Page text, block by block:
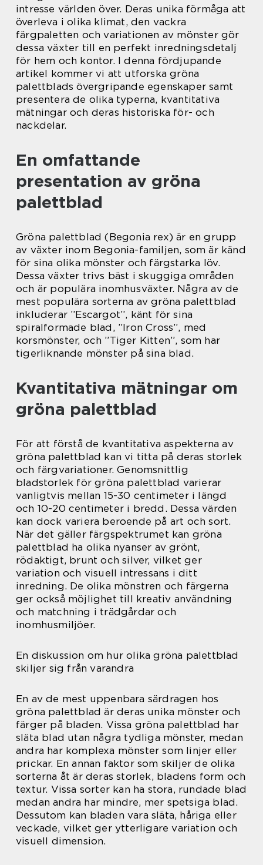
intresse världen över. Deras unika förmåga att
överleva i olika klimat, den vackra
färgpaletten och variationen av mönster gör
dessa växter till en perfekt inredningsdetalj
för hem och kontor. I denna fördjupande
artikel kommer vi att utforska gröna
palettblads övergripande egenskaper samt
presentera de olika typerna, kvantitativa
mätningar och deras historiska för- och
nackdelar.
En omfattande
presentation av gröna
palettblad
Gröna palettblad (Begonia rex) är en grupp
av växter inom Begonia-familjen, som är känd
för sina olika mönster och färgstarka löv.
Dessa växter trivs bäst i skuggiga områden
och är populära inomhusväxter. Några av de
mest populära sorterna av gröna palettblad
inkluderar ”Escargot”, känt för sina
spiralformade blad, ”Iron Cross”, med
korsmönster, och ”Tiger Kitten”, som har
tigerliknande mönster på sina blad.
Kvantitativa mätningar om
gröna palettblad
För att förstå de kvantitativa aspekterna av
gröna palettblad kan vi titta på deras storlek
och färgvariationer. Genomsnittlig
bladstorlek för gröna palettblad varierar
vanligtvis mellan 15-30 centimeter i längd
och 10-20 centimeter i bredd. Dessa värden
kan dock variera beroende på art och sort.
När det gäller färgspektrumet kan gröna
palettblad ha olika nyanser av grönt,
rödaktigt, brunt och silver, vilket ger
variation och visuell intressans i ditt
inredning. De olika mönstren och färgerna
ger också möjlighet till kreativ användning
och matchning i trädgårdar och
inomhusmiljöer.
En diskussion om hur olika gröna palettblad
skiljer sig från varandra
En av de mest uppenbara särdragen hos
gröna palettblad är deras unika mönster och
färger på bladen. Vissa gröna palettblad har
släta blad utan några tydliga mönster, medan
andra har komplexa mönster som linjer eller
prickar. En annan faktor som skiljer de olika
sorterna åt är deras storlek, bladens form och
textur. Vissa sorter kan ha stora, rundade blad
medan andra har mindre, mer spetsiga blad.
Dessutom kan bladen vara släta, håriga eller
veckade, vilket ger ytterligare variation och
visuell dimension.